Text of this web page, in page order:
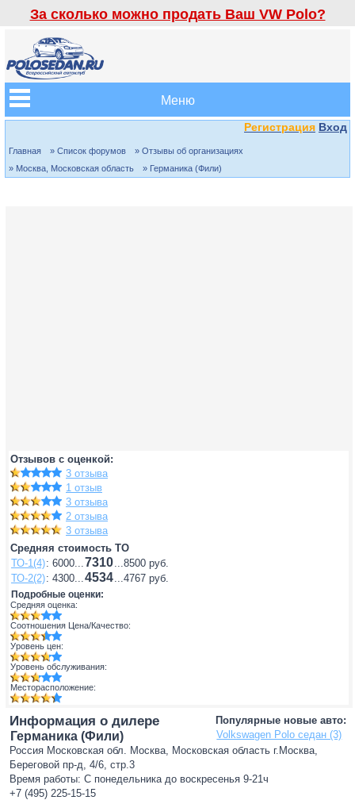
За сколько можно продать Ваш VW Polo?
Меню
Регистрация Вход
Главная » Список форумов
» Отзывы об организациях
» Москва, Московская область
» Германика (Фили)
Отзывов с оценкой:
3 отзыва
1 отзыв
3 отзыва
2 отзыва
3 отзыва
Средняя стоимость ТО
ТО-1(4): 6000...7310...8500 руб.
ТО-2(2): 4300...4534...4767 руб.
Подробные оценки:
Средняя оценка:
Соотношения Цена/Качество:
Уровень цен:
Уровень обслуживания:
Месторасположение:
Популярные новые авто:
Volkswagen Polo седан (3)
Информация о дилере
Германика (Фили)
Россия Московская обл. Москва, Московская область г.Москва,
Береговой пр-д, 4/6, стр.3
Время работы: С понедельника до воскресенья 9-21ч
+7 (495) 225-15-15